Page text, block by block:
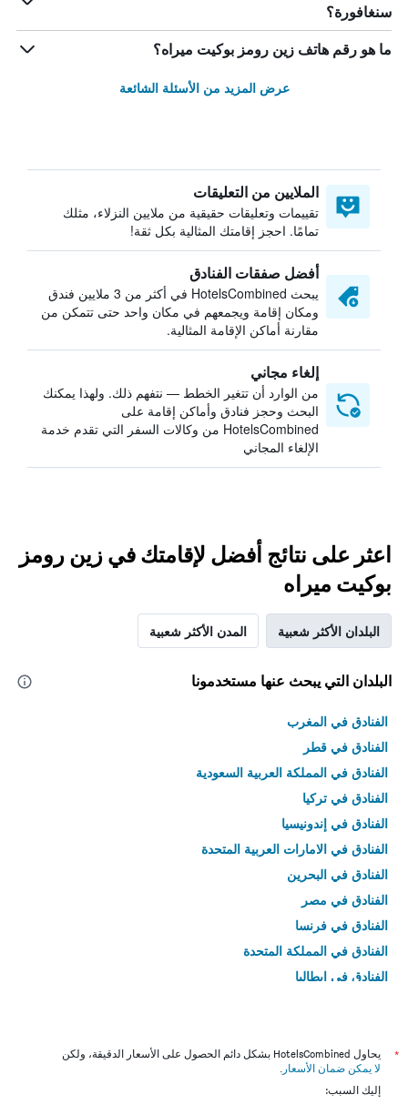
سنغافورة؟
ما هو رقم هاتف زين رومز بوكيت ميراه؟
عرض المزيد من الأسئلة الشائعة
الملايين من التعليقات
تقييمات وتعليقات حقيقية من ملايين النزلاء، مثلك
تمامًا. احجز إقامتك المثالية بكل ثقة!
أفضل صفقات الفنادق
يبحث HotelsCombined في أكثر من 3 ملايين فندق
ومكان إقامة ويجمعهم في مكان واحد حتى تتمكن من
مقارنة أماكن الإقامة المثالية.
إلغاء مجاني
من الوارد أن تتغير الخطط — نتفهم ذلك. ولهذا يمكنك
البحث وحجز فنادق وأماكن إقامة على
HotelsCombined من وكالات السفر التي تقدم خدمة
الإلغاء المجاني
اعثر على نتائج أفضل لإقامتك في زين رومز
بوكيت ميراه
البلدان الأكثر شعبية المدن الأكثر شعبية
البلدان التي يبحث عنها مستخدمونا
الفنادق في المغرب
الفنادق في قطر
الفنادق في المملكة العربية السعودية
الفنادق في تركيا
الفنادق في إندونيسيا
الفنادق في الامارات العربية المتحدة
الفنادق في البحرين
الفنادق في مصر
الفنادق في فرنسا
الفنادق في المملكة المتحدة
الفنادق في إيطاليا
*
يحاول HotelsCombined بشكل دائم الحصول على الأسعار الدقيقة، ولكن
لا يمكن ضمان الأسعار .
إليك السبب: